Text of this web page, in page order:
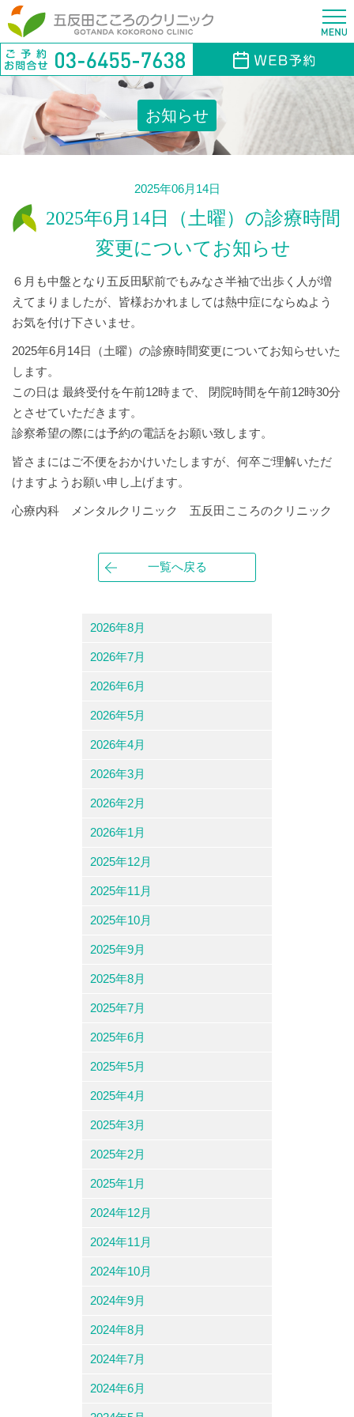
お知らせ
2025年06月14日
2025年6月14日（土曜）の診療時間
変更についてお知らせ
６月も中盤となり五反田駅前でもみなさ半袖で出歩く人が増
えてまりましたが、皆様おかれましては熱中症にならぬよう
お気を付け下さいませ。
2025年6月14日（土曜）の診療時間変更についてお知らせいた
します。
この日は 最終受付を午前12時まで、 閉院時間を午前12時30分
とさせていただきます。
診察希望の際には予約の電話をお願い致します。
皆さまにはご不便をおかけいたしますが、何卒ご理解いただ
けますようお願い申し上げます。
心療内科 メンタルクリニック 五反田こころのクリニック
一覧へ戻る
2026年8月
2026年7月
2026年6月
2026年5月
2026年4月
2026年3月
2026年2月
2026年1月
2025年12月
2025年11月
2025年10月
2025年9月
2025年8月
2025年7月
2025年6月
2025年5月
2025年4月
2025年3月
2025年2月
2025年1月
2024年12月
2024年11月
2024年10月
2024年9月
2024年8月
2024年7月
2024年6月